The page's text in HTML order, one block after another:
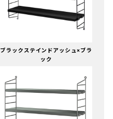
ブラックステインドアッシュ×ブラ
ック